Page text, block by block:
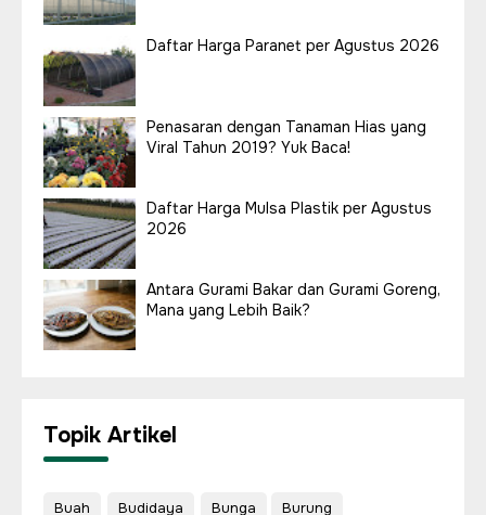
Daftar Harga Paranet per Agustus 2026
Penasaran dengan Tanaman Hias yang
Viral Tahun 2019? Yuk Baca!
Daftar Harga Mulsa Plastik per Agustus
2026
Antara Gurami Bakar dan Gurami Goreng,
Mana yang Lebih Baik?
Topik Artikel
Buah Budidaya Bunga Burung